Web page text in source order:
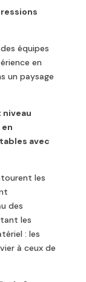
équipes
en
un paysage
niveau
avec
les
des
les
: les
à ceux de